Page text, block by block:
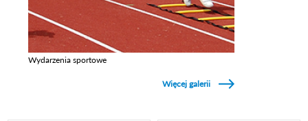
Wydarzenia sportowe
Więcej galerii